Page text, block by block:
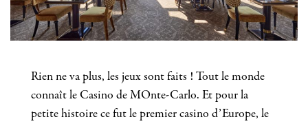
Rien ne va plus, les jeux sont faits ! Tout le monde
connaît le Casino de MOnte-Carlo. Et pour la
petite histoire ce fut le premier casino d’Europe, le